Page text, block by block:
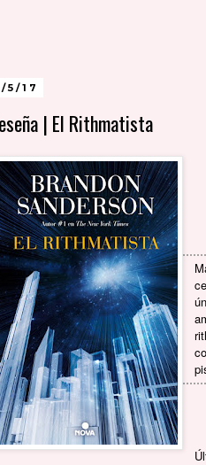
5/17
| El Rithmatista